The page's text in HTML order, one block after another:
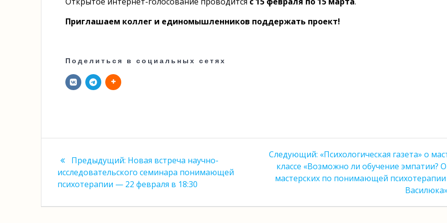
Приглашаем коллег и единомышленников поддержать проект!
Поделиться в социальных сетях
по
записям
Предыдущий: Предыдущая
запись:
Новая встреча научно-
исследовательского семинара понимающей
психотерапии — 22 февраля в 18:30
Следующий: Следующая
запись:
«Психологическая газета» о
классе «Возможно ли обучение эмпатии?
мастерских по понимающей психотерапии
Василюка»